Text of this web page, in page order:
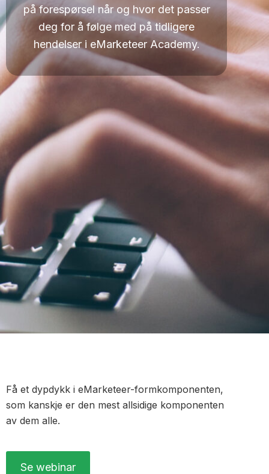
på forespørsel når og hvor det passer
deg for å følge med på tidligere
hendelser i eMarketeer Academy.
Få et dypdykk i eMarketeer-formkomponenten,
som kanskje er den mest allsidige komponenten
av dem alle.
Se webinar